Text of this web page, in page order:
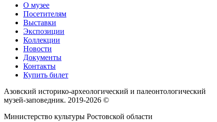
О музее
Посетителям
Выставки
Экспозиции
Коллекции
Новости
Документы
Контакты
Купить билет
Азовский историко‑археологический и палеонтологический
музей‑заповедник. 2019-2026 ©
Министерство культуры Ростовской области